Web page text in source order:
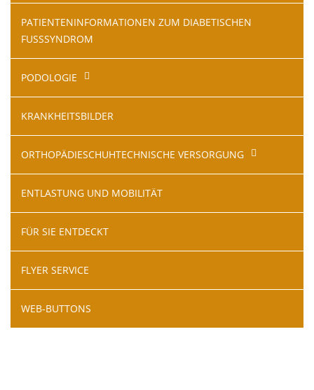
PATIENTENINFORMATIONEN ZUM DIABETISCHEN
FUSSSYNDROM
PODOLOGIE
KRANKHEITSBILDER
ORTHOPÄDIESCHUHTECHNISCHE VERSORGUNG
ENTLASTUNG UND MOBILITÄT
FÜR SIE ENTDECKT
FLYER SERVICE
WEB-BUTTONS